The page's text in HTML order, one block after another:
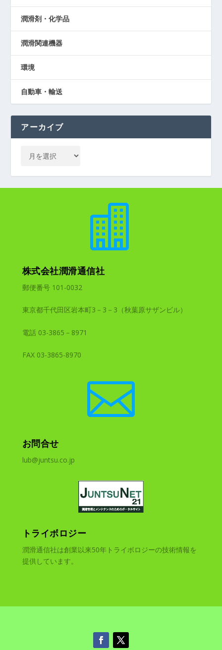
潤滑剤・化学品
潤滑関連機器
環境
自動車・輸送
アーカイブ

株式会社潤滑通信社
郵便番号 101-0032
東京都千代田区岩本町3－3－3（秋葉原サザンビル）
電話 03-3865－8971
FAX 03-3865-8970

お問合せ
lub@juntsu.co.jp
トライボロジー
潤滑通信社は創業以来50年トライボロジーの技術情報を
提供しています。